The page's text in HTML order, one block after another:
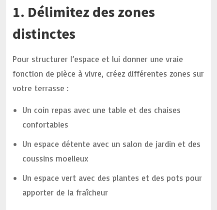
1. Délimitez des zones
distinctes
Pour structurer l’espace et lui donner une vraie
fonction de pièce à vivre, créez différentes zones sur
votre terrasse :
Un coin repas avec une table et des chaises
confortables
Un espace détente avec un salon de jardin et des
coussins moelleux
Un espace vert avec des plantes et des pots pour
apporter de la fraîcheur